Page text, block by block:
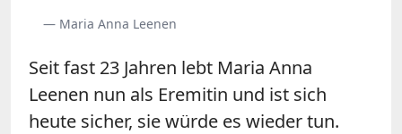
— Maria Anna Leenen
Seit fast 23 Jahren lebt Maria Anna
Leenen nun als Eremitin und ist sich
heute sicher, sie würde es wieder tun.